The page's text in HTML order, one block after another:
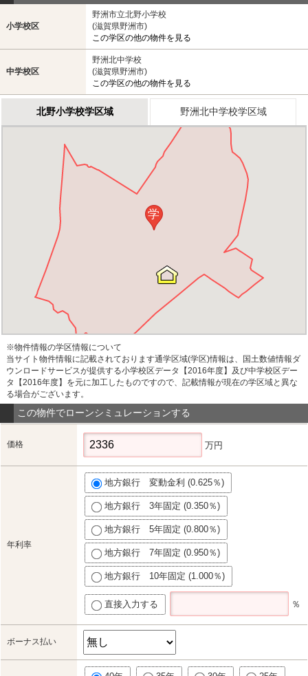
小学校区
野洲市立北野小学校
(滋賀県野洲市)
この学区の他の物件を見る
中学校区
野洲北中学校
(滋賀県野洲市)
この学区の他の物件を見る
北野小学校学区域 野洲北中学校学区域
学
※物件情報の学区情報について
当サイト物件情報に記載されております通学区域(学区)情報は、国土数値情報ダ
ウンロードサービスが提供する小学校区データ【2016年度】及び中学校区デー
タ【2016年度】を元に加工したものですので、記載情報が現在の学区域と異な
る場合がございます。
この物件でローンシミュレーションする
価格 万円
年利率
地方銀行 変動金利 (0.625％)
地方銀行 3年固定 (0.350％)
地方銀行 5年固定 (0.800％)
地方銀行 7年固定 (0.950％)
地方銀行 10年固定 (1.000％)
直接入力する ％
ボーナス払い